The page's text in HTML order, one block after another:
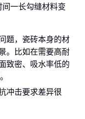
间一长勾缝材料变
题，瓷砖本身的材
。比如在需要高耐
致密、吸水率低的
冲击要求差异很